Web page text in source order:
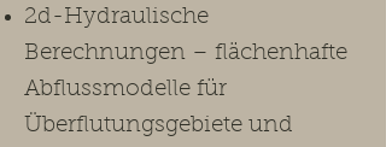
2d-Hydraulische
Berechnungen – flächenhafte
Abflussmodelle für
Überflutungsgebiete und